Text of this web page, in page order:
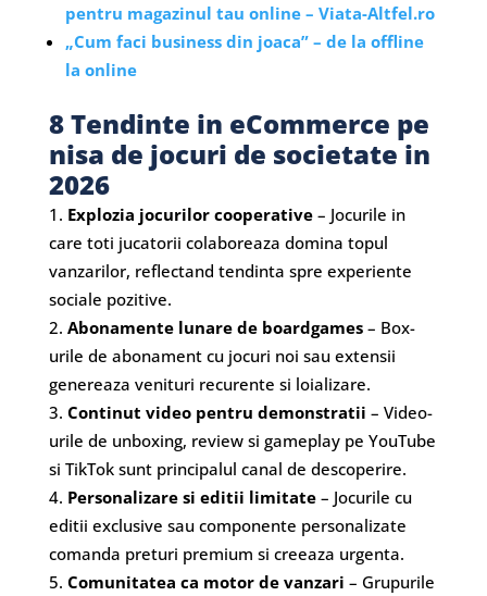
pentru magazinul tau online – Viata-Altfel.ro
„Cum faci business din joaca” – de la offline
la online
8 Tendinte in eCommerce pe
nisa de jocuri de societate in
2026
Explozia jocurilor cooperative– Jocurile in
care toti jucatorii colaboreaza domina topul
vanzarilor, reflectand tendinta spre experiente
sociale pozitive.
Abonamente lunare de boardgames– Box-
urile de abonament cu jocuri noi sau extensii
genereaza venituri recurente si loializare.
Continut video pentru demonstratii – Video-
urile de unboxing, review si gameplay pe YouTube
si TikTok sunt principalul canal de descoperire.
Personalizare si editii limitate– Jocurile cu
editii exclusive sau componente personalizate
comanda preturi premium si creeaza urgenta.
Comunitatea ca motor de vanzari – Grupurile